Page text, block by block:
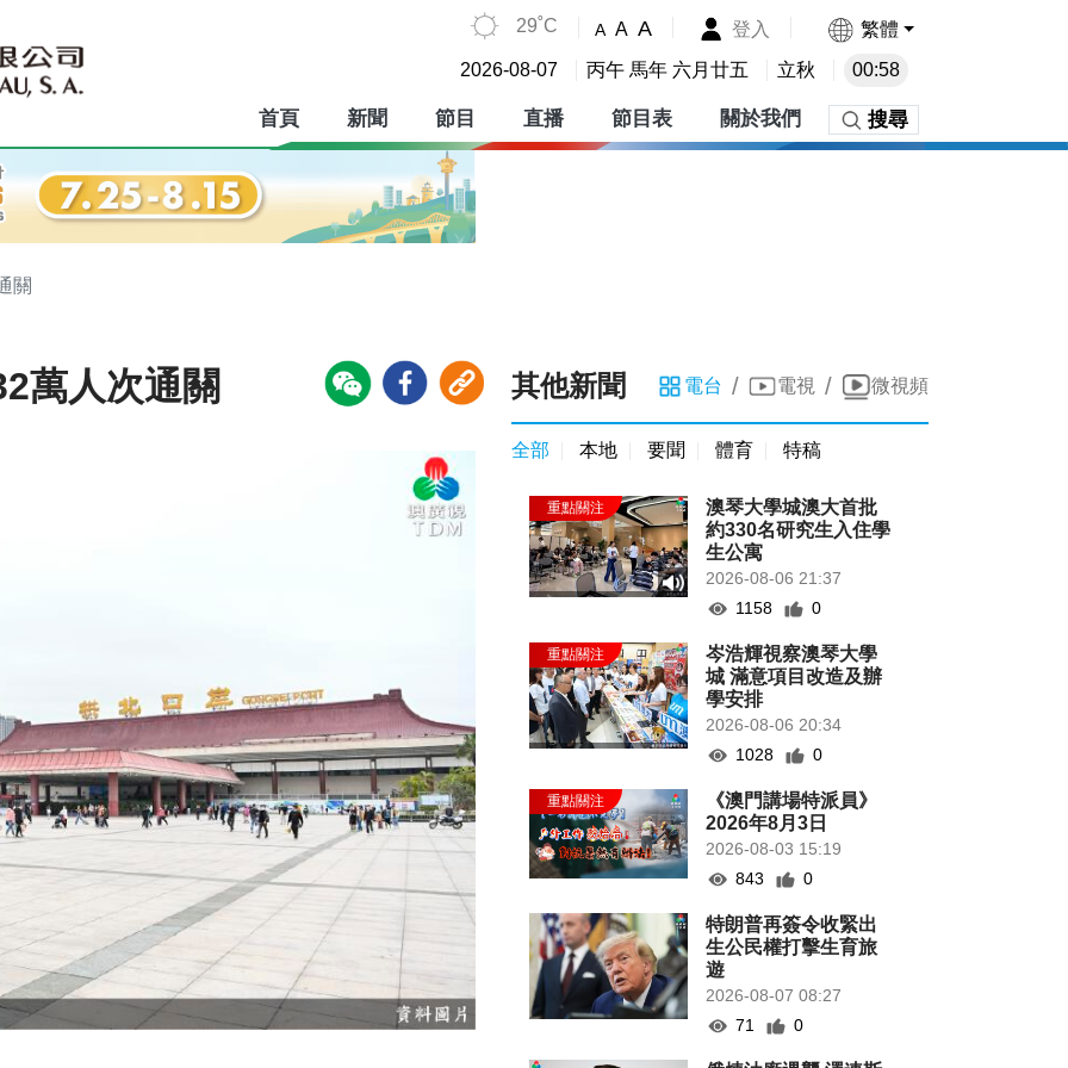
29˚C A A A 登入 繁體
2026-08-07 丙午 馬年 六月廿五 立秋 00:58
首頁 新聞 節目 直播 節目表 關於我們 搜尋
關
萬人次通關 其他新聞 電台 / 電視 / 微視頻
全部 本地 要聞 體育 特稿
澳琴大學城澳大首批
約330名研究生入住學
生公寓
2026-08-06 21:37
1158
0
岑浩輝視察澳琴大學
城 滿意項目改造及辦
學安排
2026-08-06 20:34
1028
0
《澳門講場特派員》
2026年8月3日
2026-08-03 15:19
843
0
特朗普再簽令收緊出
生公民權打擊生育旅
遊
2026-08-07 08:27
71
0